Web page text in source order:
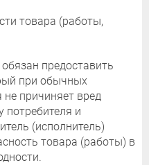
товара (работы,
предоставить
при обычных
не причиняет вред
и
(исполнитель)
товара (работы) в